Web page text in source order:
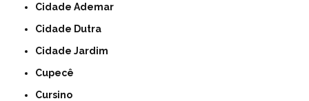
Cidade Ademar
Cidade Dutra
Cidade Jardim
Cupecê
Cursino